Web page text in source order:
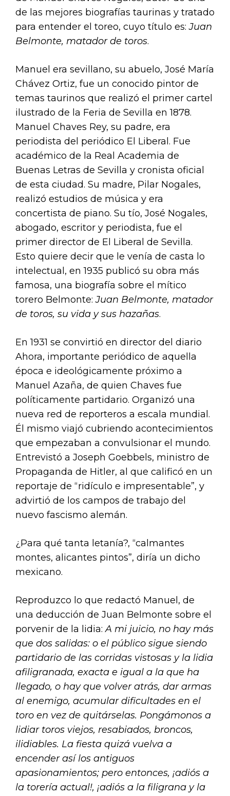
de las mejores biografías taurinas y tratado
para entender el toreo, cuyo título es:Juan
Belmonte, matador de toros.
Manuel era sevillano, su abuelo, José María
Chávez Ortiz, fue un conocido pintor de
temas taurinos que realizó el primer cartel
ilustrado de la Feria de Sevilla en 1878.
Manuel Chaves Rey, su padre, era
periodista del periódico El Liberal. Fue
académico de la Real Academia de
Buenas Letras de Sevilla y cronista oficial
de esta ciudad. Su madre, Pilar Nogales,
realizó estudios de música y era
concertista de piano. Su tío, José Nogales,
abogado, escritor y periodista, fue el
primer director de El Liberal de Sevilla.
Esto quiere decir que le venía de casta lo
intelectual, en 1935 publicó su obra más
famosa, una biografía sobre el mítico
torero Belmonte:Juan Belmonte, matador
de toros, su vida y sus hazañas.
En 1931 se convirtió en director del diario
Ahora, importante periódico de aquella
época e ideológicamente próximo a
Manuel Azaña, de quien Chaves fue
políticamente partidario. Organizó una
nueva red de reporteros a escala mundial.
Él mismo viajó cubriendo acontecimientos
que empezaban a convulsionar el mundo.
Entrevistó a Joseph Goebbels, ministro de
Propaganda de Hitler, al que calificó en un
reportaje de “ridículo e impresentable”, y
advirtió de los campos de trabajo del
nuevo fascismo alemán.
¿Para qué tanta letanía?, “calmantes
montes, alicantes pintos”, diría un dicho
mexicano.
Reproduzco lo que redactó Manuel, de
una deducción de Juan Belmonte sobre el
porvenir de la lidia:A mi juicio, no hay más
que dos salidas: o el público sigue siendo
partidario de las corridas vistosas y la lidia
afiligranada, exacta e igual a la que ha
llegado, o hay que volver atrás, dar armas
al enemigo, acumular dificultades en el
toro en vez de quitárselas. Pongámonos a
lidiar toros viejos, resabiados, broncos,
ilidiables. La fiesta quizá vuelva a
encender así los antiguos
apasionamientos; pero entonces, ¡adiós a
la torería actual!, ¡adiós a la filigrana y la